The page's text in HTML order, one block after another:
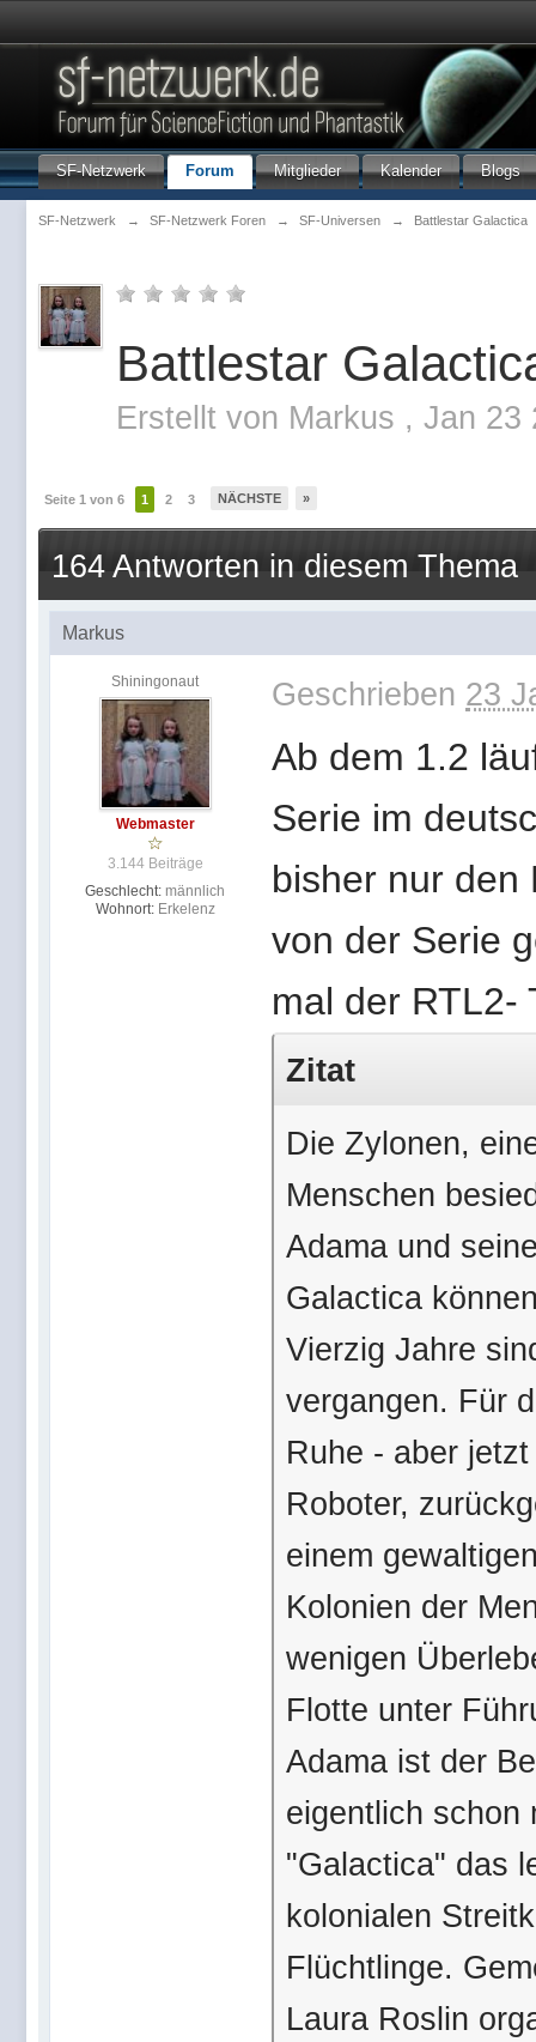
SF-Netzwerk Forum Mitglieder Kalender Blogs
SF-Netzwerk → SF-Netzwerk Foren → SF-Universen → Battlestar Galactica
Battlestar
Erstellt von Markus , Jan 23
Seite 1 von 6 1 2 3 NÄCHSTE »
164 Antworten in diesem Thema
Markus
Shiningonaut
Webmaster
3.144 Beiträge
Geschlecht: männlich
Wohnort: Erkelenz
Geschrieben 23
Ab dem 1.2
Serie im
bisher nur den
von der Serie
mal der RTL2-
Zitat
Die Zylonen,
Menschen
Adama und
Galactica
Vierzig Jahre
vergangen. Für
Ruhe - aber
Roboter,
einem
Kolonien der
wenigen
Flotte unter
Adama ist der
eigentlich schon
"Galactica" das
kolonialen
Flüchtlinge.
Laura Roslin